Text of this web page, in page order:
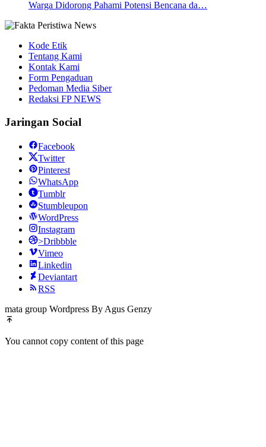
Warga Didorong Pahami Potensi Bencana da…
Kode Etik
Tentang Kami
Kontak Kami
Form Pengaduan
Pedoman Media Siber
Redaksi FP NEWS
Jaringan Social
Facebook
Twitter
Pinterest
WhatsApp
Tumblr
Stumbleupon
WordPress
Instagram
>Dribbble
Vimeo
Linkedin
Deviantart
RSS
mata group Wordpress By Agus Genzy
You cannot copy content of this page